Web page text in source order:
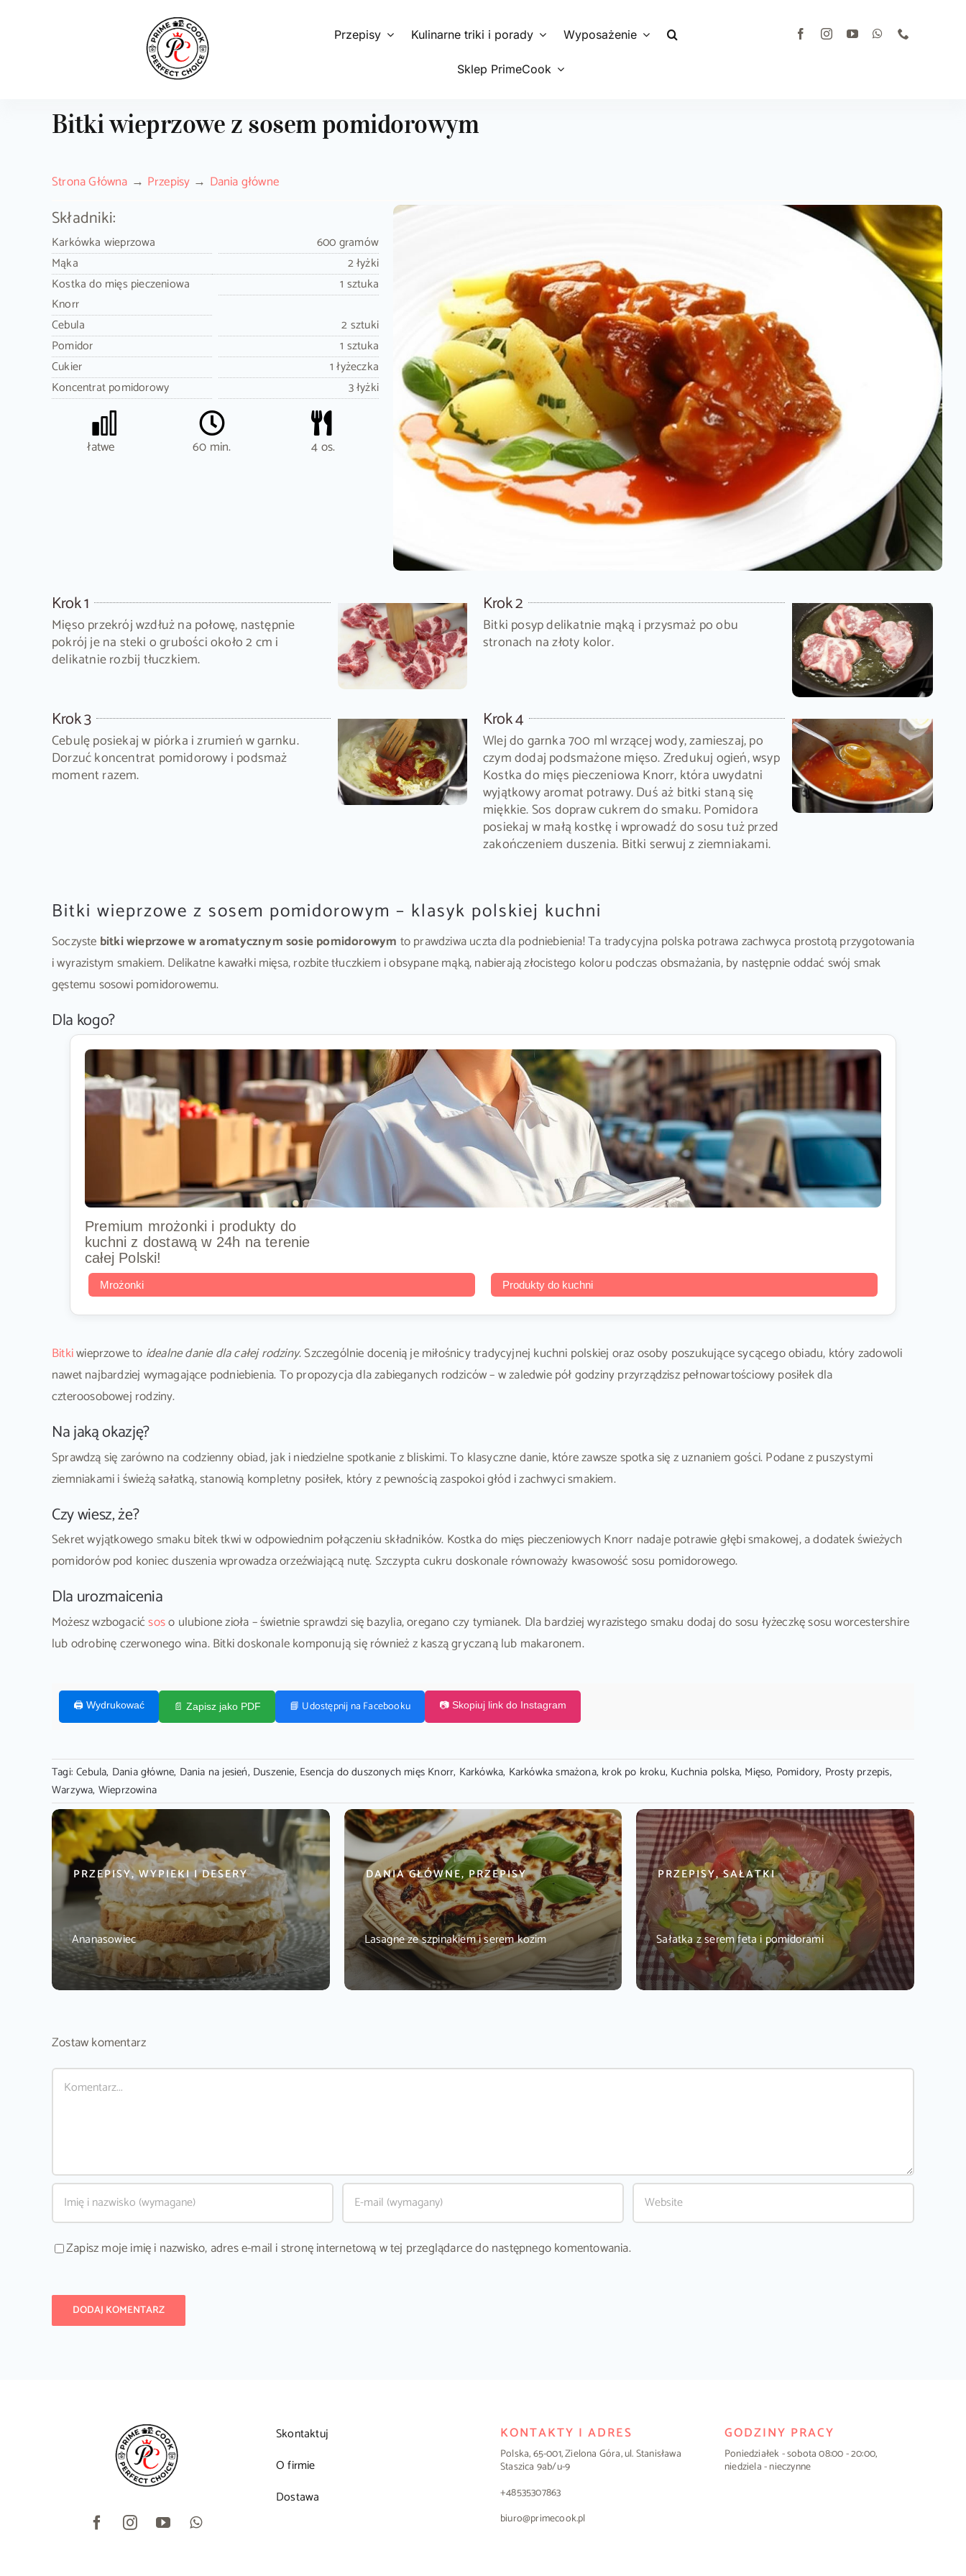
Przepisy Kulinarne triki i porady Wyposażenie
Sklep PrimeCook
Bitki wieprzowe z sosem pomidorowym
Strona Główna Przepisy Dania główne
Składniki:
Karkówka wieprzowa
600 gramów
Mąka
2 łyżki
Kostka do mięs pieczeniowa
Knorr
1 sztuka
Cebula
2 sztuki
Pomidor
1 sztuka
Cukier
1 łyżeczka
Koncentrat pomidorowy
3 łyżki
łatwe 60 min. 4 os.
Krok 1
Mięso przekrój wzdłuż na połowę, następnie
pokrój je na steki o grubości około 2 cm i
delikatnie rozbij tłuczkiem.
Krok 2
Bitki posyp delikatnie mąką i przysmaż po obu
stronach na złoty kolor.
Krok 3
Cebulę posiekaj w piórka i zrumień w garnku.
Dorzuć koncentrat pomidorowy i podsmaż
moment razem.
Krok 4
Wlej do garnka 700 ml wrzącej wody, zamieszaj, po
czym dodaj podsmażone mięso. Zredukuj ogień, wsyp
Kostka do mięs pieczeniowa Knorr, która uwydatni
wyjątkowy aromat potrawy. Duś aż bitki staną się
miękkie. Sos dopraw cukrem do smaku. Pomidora
posiekaj w małą kostkę i wprowadź do sosu tuż przed
zakończeniem duszenia. Bitki serwuj z ziemniakami.
Bitki wieprzowe z sosem pomidorowym – klasyk polskiej kuchni
Soczyste bitki wieprzowe w aromatycznym sosie pomidorowym to prawdziwa uczta dla podniebienia! Ta tradycyjna polska potrawa zachwyca prostotą przygotowania
i wyrazistym smakiem. Delikatne kawałki mięsa, rozbite tłuczkiem i obsypane mąką, nabierają złocistego koloru podczas obsmażania, by następnie oddać swój smak
gęstemu sosowi pomidorowemu.
Dla kogo?
Premium mrożonki i produkty do
kuchni z dostawą w 24h na terenie
całej Polski!
Mrożonki Produkty do kuchni
Bitkiwieprzowe to idealne danie dla całej rodziny. Szczególnie docenią je miłośnicy tradycyjnej kuchni polskiej oraz osoby poszukujące sycącego obiadu, który zadowoli
nawet najbardziej wymagające podniebienia. To propozycja dla zabieganych rodziców – w zaledwie pół godziny przyrządzisz pełnowartościowy posiłek dla
czteroosobowej rodziny.
Na jaką okazję?
Sprawdzą się zarówno na codzienny obiad, jak i niedzielne spotkanie z bliskimi. To klasyczne danie, które zawsze spotka się z uznaniem gości. Podane z puszystymi
ziemniakami i świeżą sałatką, stanowią kompletny posiłek, który z pewnością zaspokoi głód i zachwyci smakiem.
Czy wiesz, że?
Sekret wyjątkowego smaku bitek tkwi w odpowiednim połączeniu składników. Kostka do mięs pieczeniowych Knorr nadaje potrawie głębi smakowej, a dodatek świeżych
pomidorów pod koniec duszenia wprowadza orzeźwiającą nutę. Szczypta cukru doskonale równoważy kwasowość sosu pomidorowego.
Dla urozmaicenia
Możesz wzbogacićsoso ulubione zioła – świetnie sprawdzi się bazylia, oregano czy tymianek. Dla bardziej wyrazistego smaku dodaj do sosu łyżeczkę sosu worcestershire
lub odrobinę czerwonego wina. Bitki doskonale komponują się również z kaszą gryczaną lub makaronem.
🖨️ Wydrukować 📄 Zapisz jako PDF 📘 Udostępnij na Facebooku 📷 Skopiuj link do Instagram
Tagi:Cebula, Dania główne, Dania na jesień, Duszenie, Esencja do duszonych mięs Knorr, Karkówka, Karkówka smażona, krok po kroku, Kuchnia polska, Mięso, Pomidory, Prosty przepis,
Warzywa, Wieprzowina
PRZEPISY, WYPIEKI I DESERY
Ananasowiec
DANIA GŁÓWNE, PRZEPISY
Lasagne ze szpinakiem i serem kozim
PRZEPISY, SAŁATKI
Sałatka z serem feta i pomidorami
Zostaw komentarz
Comment
Zapisz moje imię i nazwisko, adres e-mail i stronę internetową w tej przeglądarce do następnego komentowania.
Skontaktuj
O firmie
Dostawa
KONTAKTY I ADRES
Polska, 65-001, Zielona Góra, ul. Stanisława
Staszica 9ab/u-9
+48535307863
biuro@primecook.pl
GODZINY PRACY
Poniedziałek - sobota 08:00 - 20:00,
niedziela - nieczynne